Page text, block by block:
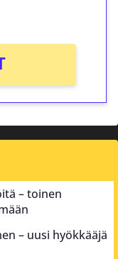
– toinen
– uusi hyökkääjä